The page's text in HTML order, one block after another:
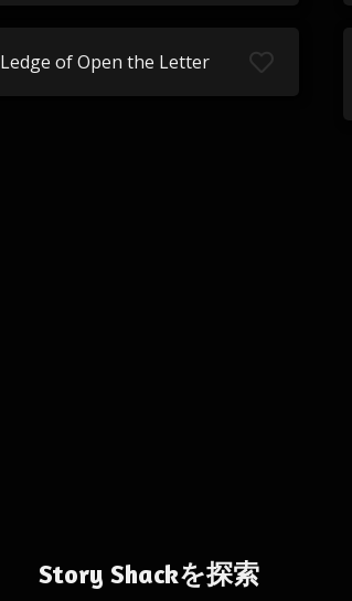
Ledge of Open the Letter
Story Shackを探索